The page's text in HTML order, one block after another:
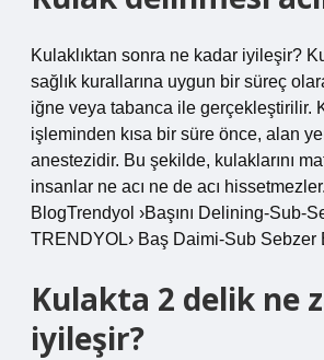
Kulaklıktan sonra ne kadar iyileşir?
sağlık kurallarına uygun bir süreç
iğne veya tabanca ile gerçekleştirilir.
işleminden kısa bir süre önce, alan
anestezidir. Bu şekilde, kulaklarını
insanlar ne acı ne de acı
BlogTrendyol ›Başını Delining-Sub-
TRENDYOL› Baş Daimi-Sub
Kulakta 2 delik ne
iyileşir?